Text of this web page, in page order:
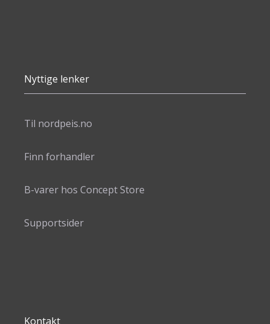
Nyttige lenker
Til nordpeis.no
Finn forhandler
B-varer hos Concept Store
Supportsider
Kontakt